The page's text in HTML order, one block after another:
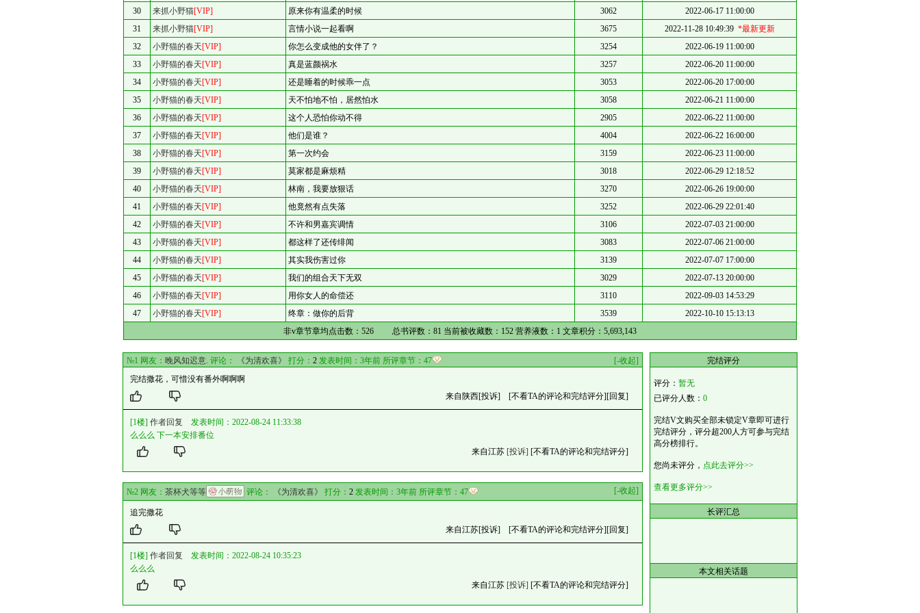
30 来抓小野猫[VIP] 原来你有温柔的时候 3062
2022-06-17 11:00:00
31
来抓小野猫[VIP] 言情小说一起看啊 3675 2022-11-28 10:49:39 *最新更新
32
小野猫的春天[VIP] 你怎么变成他的女伴了？ 3254
2022-06-19 11:00:00
33
小野猫的春天[VIP] 真是蓝颜祸水 3257
2022-06-20 11:00:00
34
小野猫的春天[VIP] 还是睡着的时候乖一点 3053
2022-06-20 17:00:00
35
小野猫的春天[VIP] 天不怕地不怕，居然怕水 3058
2022-06-21 11:00:00
36
小野猫的春天[VIP] 这个人恐怕你动不得 2905
2022-06-22 11:00:00
37
小野猫的春天[VIP] 他们是谁？ 4004
2022-06-22 16:00:00
38
小野猫的春天[VIP] 第一次约会 3159
2022-06-23 11:00:00
39
小野猫的春天[VIP] 莫家都是麻烦精 3018
2022-06-29 12:18:52
40
小野猫的春天[VIP] 林南，我要放狠话 3270
2022-06-26 19:00:00
41
小野猫的春天[VIP] 他竟然有点失落 3252
2022-06-29 22:01:40
42
小野猫的春天[VIP] 不许和男嘉宾调情 3106
2022-07-03 21:00:00
43
小野猫的春天[VIP] 都这样了还传绯闻 3083
2022-07-06 21:00:00
44
小野猫的春天[VIP] 其实我伤害过你 3139
2022-07-07 17:00:00
45
小野猫的春天[VIP] 我们的组合天下无双 3029
2022-07-13 20:00:00
46
小野猫的春天[VIP] 用你女人的命偿还 3110
2022-09-03 14:53:29
47
小野猫的春天[VIP] 终章：做你的后背 3539
2022-10-10 15:13:13
非v章节章均点击数： 526 总书评数： 81 当前被收藏数： 152 营养液数： 1 文章积分： 5,693,143
[-收起]
№1 网友： 晚风知迟意. 评论： 《为清欢喜》 打分： 2 发表时间：3年前 所评章节： 47
完结撒花，可惜没有番外啊啊啊
来自陕西[投诉] [不看TA的评论和完结评分][回复]
[1楼] 作者回复 发表时间：2022-08-24 11:33:38
么么么 下一本安排番位
来自江苏 [投诉] [不看TA的评论和完结评分]
[-收起]
№2 网友： 茶杯犬等等 评论： 《为清欢喜》 打分：2 发表时间：3年前 所评章节：47
追完撒花
来自江苏[投诉] [不看TA的评论和完结评分][回复]
[1楼] 作者回复 发表时间：2022-08-24 10:35:23
么么么
来自江苏 [投诉] [不看TA的评论和完结评分]
完结评分
评分： 暂无
已评分人数： 0
完结V文购买全部未锁定V章即可进行
完结评分，评分超200人方可参与完结
高分榜排行。
您尚未评分， 点此去评分>>
查看更多评分>>
长评汇总
本文相关话题